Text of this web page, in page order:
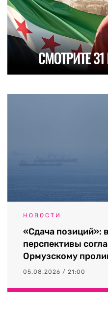
НОВОСТИ
«Сдача позиций»:
перспективы
Ормузскому
05.08.2026 / 21:00